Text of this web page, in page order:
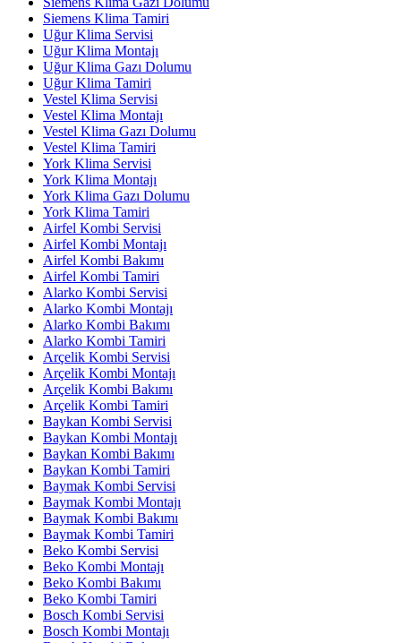
Siemens Klima Tamiri
Uğur Klima Servisi
Uğur Klima Montajı
Uğur Klima Gazı Dolumu
Uğur Klima Tamiri
Vestel Klima Servisi
Vestel Klima Montajı
Vestel Klima Gazı Dolumu
Vestel Klima Tamiri
York Klima Servisi
York Klima Montajı
York Klima Gazı Dolumu
York Klima Tamiri
Airfel Kombi Servisi
Airfel Kombi Montajı
Airfel Kombi Bakımı
Airfel Kombi Tamiri
Alarko Kombi Servisi
Alarko Kombi Montajı
Alarko Kombi Bakımı
Alarko Kombi Tamiri
Arçelik Kombi Servisi
Arçelik Kombi Montajı
Arçelik Kombi Bakımı
Arçelik Kombi Tamiri
Baykan Kombi Servisi
Baykan Kombi Montajı
Baykan Kombi Bakımı
Baykan Kombi Tamiri
Baymak Kombi Servisi
Baymak Kombi Montajı
Baymak Kombi Bakımı
Baymak Kombi Tamiri
Beko Kombi Servisi
Beko Kombi Montajı
Beko Kombi Bakımı
Beko Kombi Tamiri
Bosch Kombi Servisi
Bosch Kombi Montajı